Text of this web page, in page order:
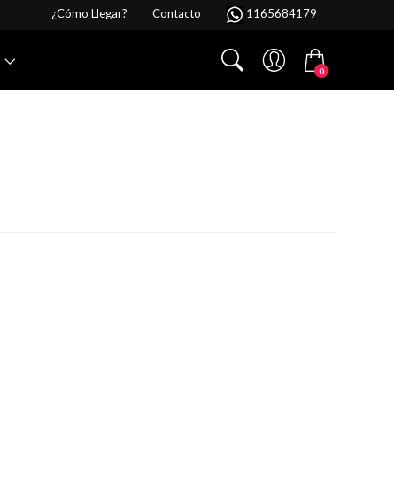
¿Cómo Llegar? Contacto 1165684179
0